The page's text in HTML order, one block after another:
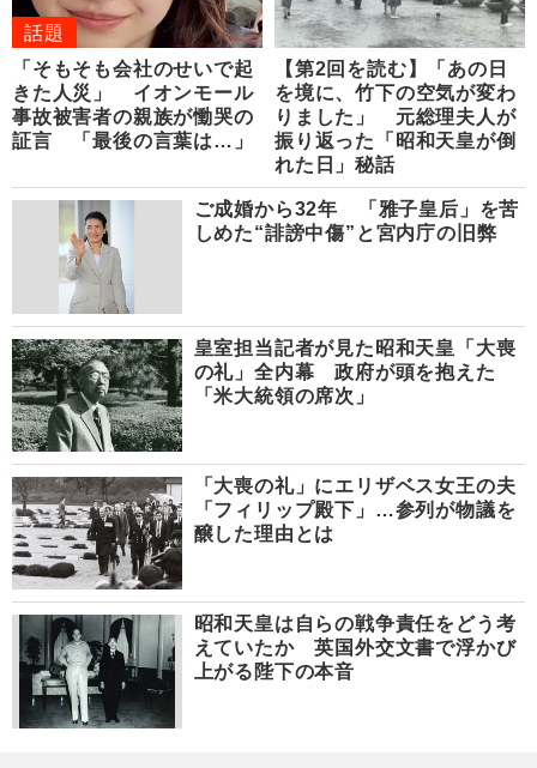
話題
「そもそも会社のせいで起
きた人災」 イオンモール
事故被害者の親族が慟哭の
証言 「最後の言葉は…」
【第2回を読む】「あの日
を境に、竹下の空気が変わ
りました」 元総理夫人が
振り返った「昭和天皇が倒
れた日」秘話
ご成婚から32年 「雅子皇后」を苦
しめた“誹謗中傷”と宮内庁の旧弊
皇室担当記者が見た昭和天皇「大喪
の礼」全内幕 政府が頭を抱えた
「米大統領の席次」
「大喪の礼」にエリザベス女王の夫
「フィリップ殿下」…参列が物議を
醸した理由とは
昭和天皇は自らの戦争責任をどう考
えていたか 英国外交文書で浮かび
上がる陛下の本音